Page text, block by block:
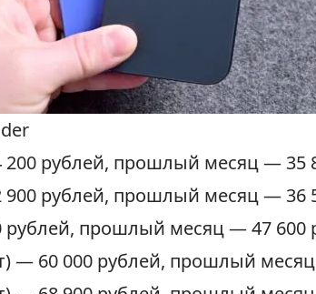
200 рублей, прошлый месяц — 35
900 рублей, прошлый месяц — 36
рублей, прошлый месяц — 47 600
— 60 000 рублей, прошлый